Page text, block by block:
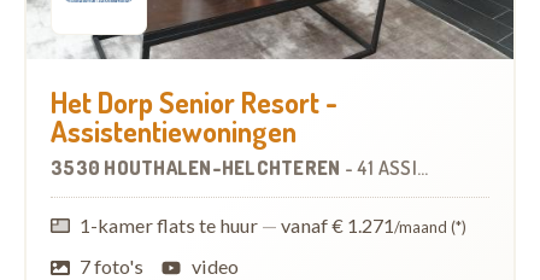
Het Dorp Senior Resort -
Assistentiewoningen
3530 HOUTHALEN-HELCHTEREN - 41 ASSISTENTIEWONINGEN
1-kamer flats te huur — vanaf € 1.271/maand (*)
7 foto's video